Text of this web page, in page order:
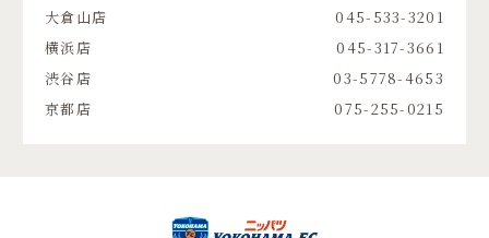
大倉山店
045-533-3201
横浜店
045-317-3661
渋谷店
03-5778-4653
京都店
075-255-0215